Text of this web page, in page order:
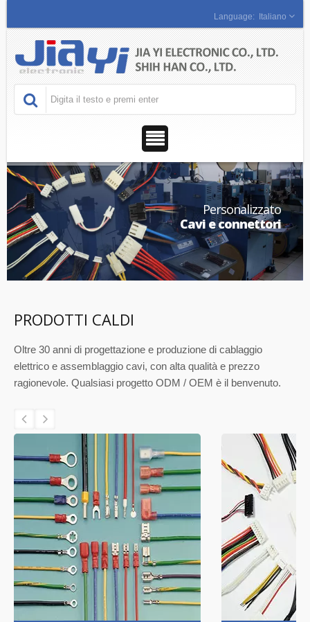
Italiano
Personalizzato
Cavi e connettori
PRODOTTI CALDI
Oltre 30 anni di progettazione e produzione di cablaggio
elettrico e assemblaggio cavi, con alta qualità e prezzo
ragionevole. Qualsiasi progetto ODM / OEM è il benvenuto.